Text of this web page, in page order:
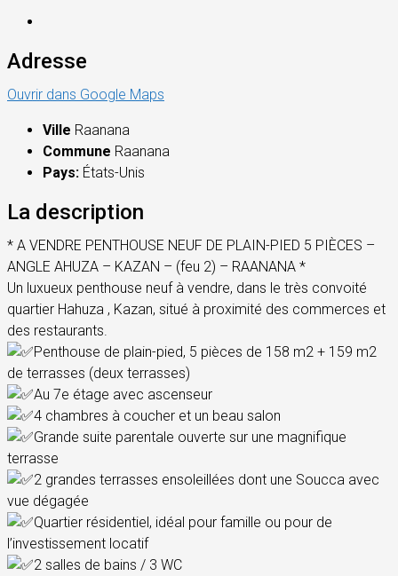
Adresse
Ouvrir dans Google Maps
Ville Raanana
Commune Raanana
Pays: États-Unis
La description
* A VENDRE PENTHOUSE NEUF DE PLAIN-PIED 5 PIÈCES –
ANGLE AHUZA – KAZAN – (feu 2) – RAANANA *
Un luxueux penthouse neuf à vendre, dans le très convoité
quartier Hahuza , Kazan, situé à proximité des commerces et
des restaurants.
Penthouse de plain-pied, 5 pièces de 158 m2 + 159 m2
de terrasses (deux terrasses)
Au 7e étage avec ascenseur
4 chambres à coucher et un beau salon
Grande suite parentale ouverte sur une magnifique
terrasse
2 grandes terrasses ensoleillées dont une Soucca avec
vue dégagée
Quartier résidentiel, idéal pour famille ou pour de
l’investissement locatif
2 salles de bains / 3 WC